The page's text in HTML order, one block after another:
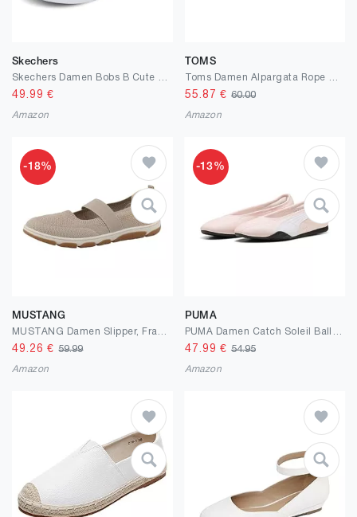
Skechers
49.99 €
Amazon
TOMS
55.87 € 60.00
Amazon
-18%
MUSTANG
49.26 €59.99
Amazon
-13%
PUMA
47.99 € 54.95
Amazon